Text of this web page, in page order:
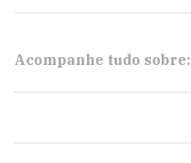
Acompanhe tudo sobre: